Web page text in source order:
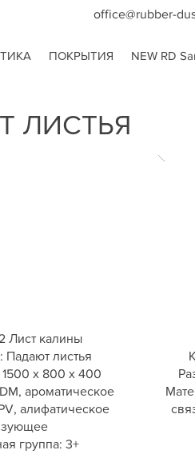
office@rubber-
ПОКРЫТИЯ NEW RD
ЛИСТЬЯ
Лист калины
Падают листья
х 800 х 400
ароматическое
алифатическое
группа: 3+